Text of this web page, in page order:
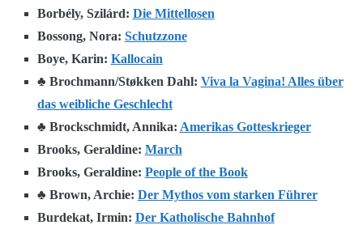
Borbély, Szilárd: Die Mittellosen
Bossong, Nora: Schutzzone
Boye, Karin: Kallocain
♣ Brochmann/Støkken Dahl: Viva la Vagina! Alles über
das weibliche Geschlecht
♣ Brockschmidt, Annika: Amerikas Gotteskrieger
Brooks, Geraldine: March
Brooks, Geraldine: People of the Book
♣ Brown, Archie: Der Mythos vom starken Führer
Burdekat, Irmin: Der Katholische Bahnhof